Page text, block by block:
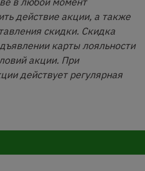
действие акции, а также
скидки. Скидка
карты лояльности
акции. При
действует регулярная